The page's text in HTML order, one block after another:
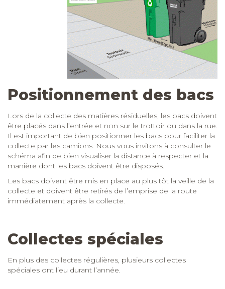
Positionnement des bacs
Lors de la collecte des matières résiduelles, les bacs doivent
être placés dans l’entrée et non sur le trottoir ou dans la rue.
Il est important de bien positionner les bacs pour faciliter la
collecte par les camions. Nous vous invitons à consulter le
schéma afin de bien visualiser la distance à respecter et la
manière dont les bacs doivent être disposés.
Les bacs doivent être mis en place au plus tôt la veille de la
collecte et doivent être retirés de l’emprise de la route
immédiatement après la collecte.
Collectes spéciales
En plus des collectes régulières, plusieurs collectes
spéciales ont lieu durant l’année.